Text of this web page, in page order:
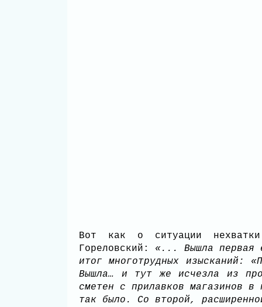
Вот как о ситуации
Гореловский: «... Вышла первая
итог многотрудных изысканий:
Вышла… и тут же исчезла из
сметен с прилавков магазинов
так было. Со второй,